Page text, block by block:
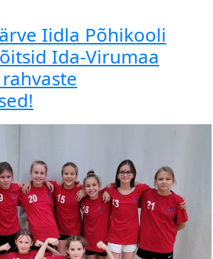
Iidla Põhikooli
Ida-Virumaa